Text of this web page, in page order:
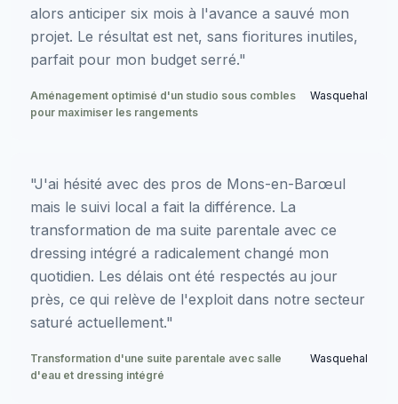
alors anticiper six mois à l'avance a sauvé mon
projet. Le résultat est net, sans fioritures inutiles,
parfait pour mon budget serré."
Aménagement optimisé d'un studio sous combles
pour maximiser les rangements
Wasquehal
"J'ai hésité avec des pros de Mons-en-Barœul
mais le suivi local a fait la différence. La
transformation de ma suite parentale avec ce
dressing intégré a radicalement changé mon
quotidien. Les délais ont été respectés au jour
près, ce qui relève de l'exploit dans notre secteur
saturé actuellement."
Transformation d'une suite parentale avec salle
d'eau et dressing intégré
Wasquehal